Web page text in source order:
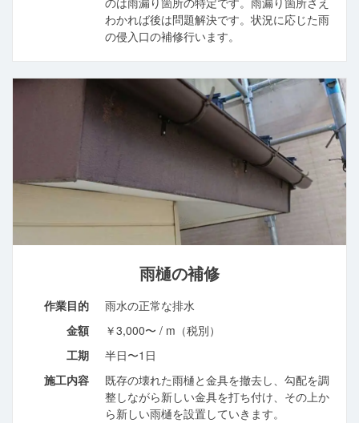
わかれば後は問題解決です。状況に応じた雨
の侵入口の補修行います。
雨樋の補修
作業目的
雨水の正常な排水
金額
￥3,000〜 / m（税別）
工期
半日〜1日
施工内容
既存の壊れた雨樋と金具を撤去し、勾配を調
整しながら新しい金具を打ち付け、その上か
ら新しい雨樋を設置していきます。